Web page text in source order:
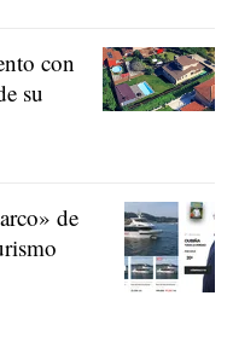
con
su
de